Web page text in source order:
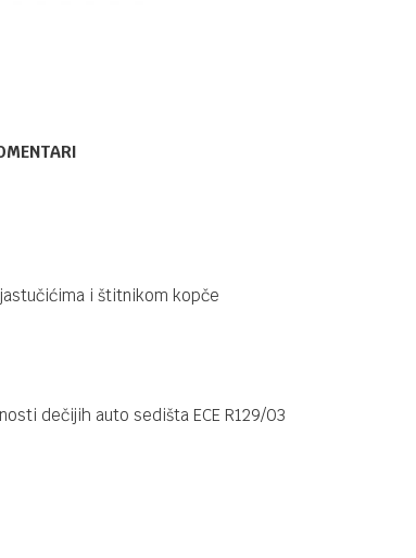
i štitnikom kopče
dečijih auto sedišta ECE R129/03
Mint ISOFIX